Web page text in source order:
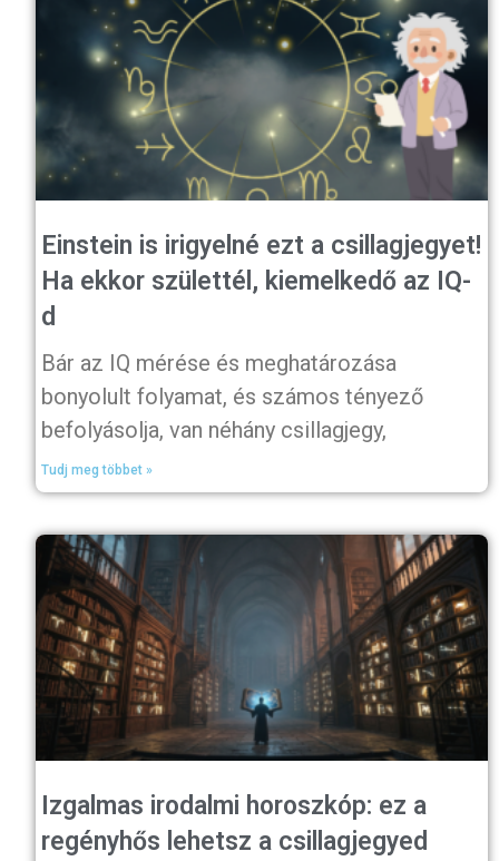
Einstein is irigyelné ezt a csillagjegyet!
Ha ekkor születtél, kiemelkedő az IQ-
d
Bár az IQ mérése és meghatározása
bonyolult folyamat, és számos tényező
befolyásolja, van néhány csillagjegy,
Tudj meg többet »
Izgalmas irodalmi horoszkóp: ez a
regényhős lehetsz a csillagjegyed